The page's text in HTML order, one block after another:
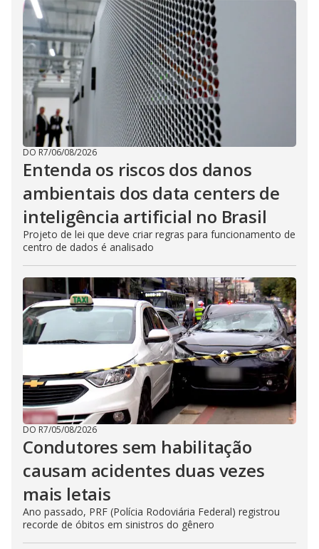
DO R7/06/08/2026
Entenda os riscos dos danos
ambientais dos data centers de
inteligência artificial no Brasil
Projeto de lei que deve criar regras para funcionamento de
centro de dados é analisado
DO R7/05/08/2026
Condutores sem habilitação
causam acidentes duas vezes
mais letais
Ano passado, PRF (Polícia Rodoviária Federal) registrou
recorde de óbitos em sinistros do gênero